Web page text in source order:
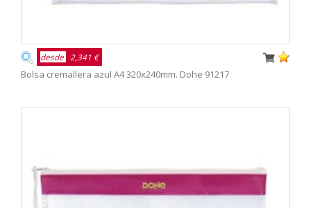
desde 2,341 €
Bolsa cremallera azul A4 320x240mm. Dohe 91217